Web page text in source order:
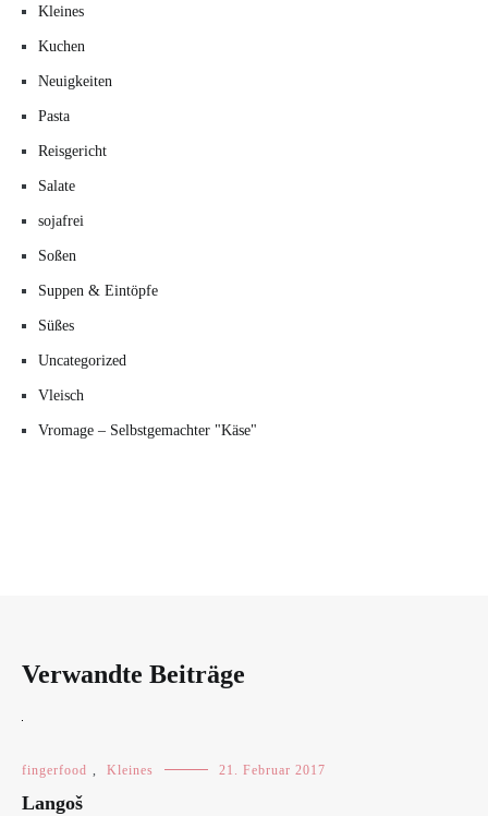
Kleines
Kuchen
Neuigkeiten
Pasta
Reisgericht
Salate
sojafrei
Soßen
Suppen & Eintöpfe
Süßes
Uncategorized
Vleisch
Vromage – Selbstgemachter "Käse"
Verwandte Beiträge
fingerfood , Kleines 21. Februar 2017
Langoš